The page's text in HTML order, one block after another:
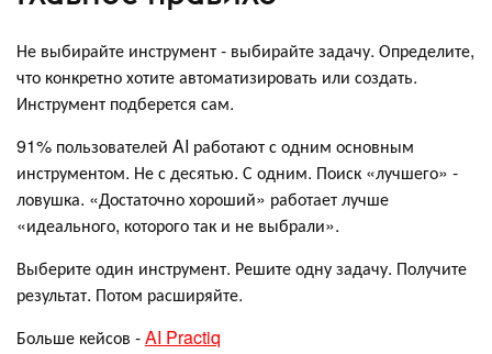
Не выбирайте инструмент - выбирайте задачу. Определите,
что конкретно хотите автоматизировать или создать.
Инструмент подберется сам.
91% пользователей AI работают с одним основным
инструментом. Не с десятью. С одним. Поиск «лучшего» -
ловушка. «Достаточно хороший» работает лучше
«идеального, которого так и не выбрали».
Выберите один инструмент. Решите одну задачу. Получите
результат. Потом расширяйте.
Больше кейсов -AI Practiq